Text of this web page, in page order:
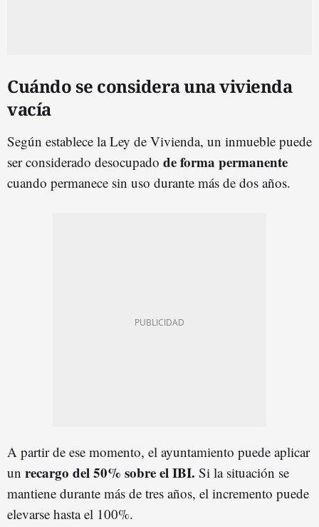
Cuándo se considera una vivienda
vacía
Según establece la Ley de Vivienda, un inmueble puede
ser considerado desocupado de forma permanente
cuando permanece sin uso durante más de dos años.
A partir de ese momento, el ayuntamiento puede aplicar
un recargo del 50% sobre el IBI. Si la situación se
mantiene durante más de tres años, el incremento puede
elevarse hasta el 100%.